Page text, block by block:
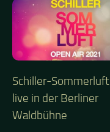
Schiller-Sommerluft
live in der Berliner
Waldbühne